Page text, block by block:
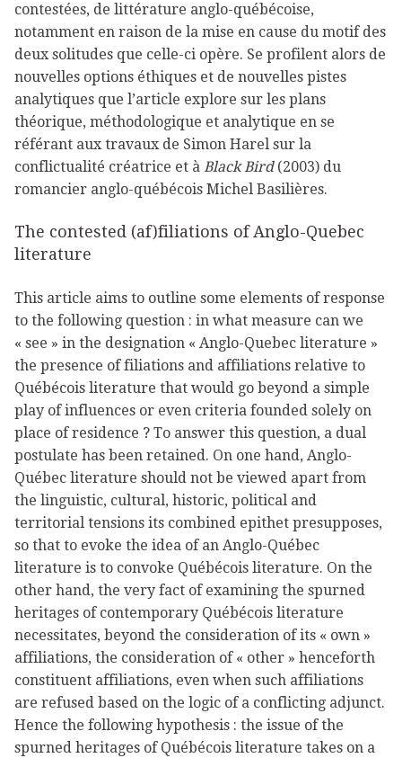
contestées, de littérature anglo-québécoise,
notamment en raison de la mise en cause du motif des
deux solitudes que celle-ci opère. Se profilent alors de
nouvelles options éthiques et de nouvelles pistes
analytiques que l’article explore sur les plans
théorique, méthodologique et analytique en se
référant aux travaux de Simon Harel sur la
conflictualité créatrice et à Black Bird(2003) du
romancier anglo-québécois Michel Basilières.
The contested (af)filiations of Anglo-Quebec
literature
This article aims to outline some elements of response
to the following question : in what measure can we
« see » in the designation « Anglo-Quebec literature »
the presence of filiations and affiliations relative to
Québécois literature that would go beyond a simple
play of influences or even criteria founded solely on
place of residence ? To answer this question, a dual
postulate has been retained. On one hand, Anglo-
Québec literature should not be viewed apart from
the linguistic, cultural, historic, political and
territorial tensions its combined epithet presupposes,
so that to evoke the idea of an Anglo-Québec
literature is to convoke Québécois literature. On the
other hand, the very fact of examining the spurned
heritages of contemporary Québécois literature
necessitates, beyond the consideration of its « own »
affiliations, the consideration of « other » henceforth
constituent affiliations, even when such affiliations
are refused based on the logic of a conflicting adjunct.
Hence the following hypothesis : the issue of the
spurned heritages of Québécois literature takes on a